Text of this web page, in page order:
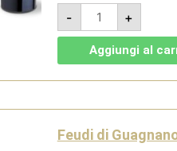
-
Diecianni
Negroamaro
2021
Salento
IGT
Rosso
Guagnano
quantità
+
Aggiungi al
Feudi di